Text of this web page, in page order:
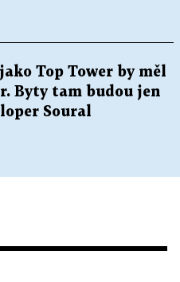
Top Tower by měl
Byty tam budou jen
Soural